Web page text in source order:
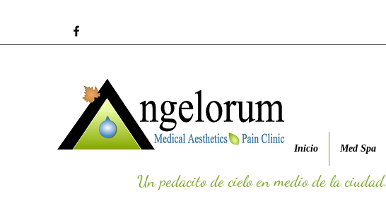
Inicio Med Spa
Un pedacito de cielo en medio de la ciudad.